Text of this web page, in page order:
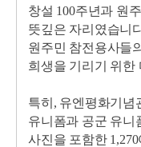
창설 100주년과 원
뜻깊은 자리였습니
원주민 참전용사들
희생을 기리기 위한
특히, 유엔평화기념
유니폼과 공군 유니
사진을 포함한 1,270